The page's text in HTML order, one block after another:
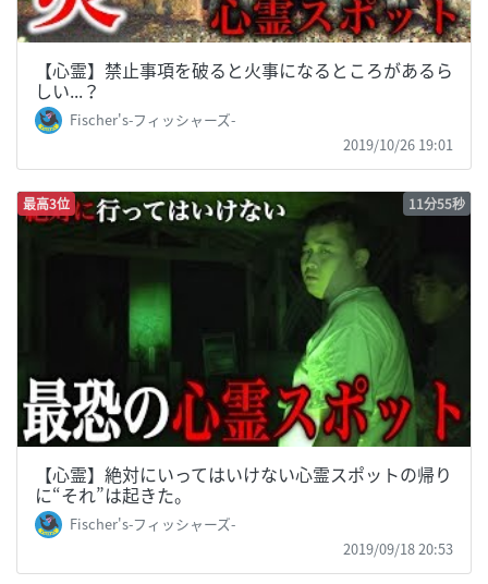
【心霊】禁止事項を破ると火事になるところがあるら
しい...？
Fischer's-フィッシャーズ-
2019/10/26 19:01
最高3位 11分55秒
【心霊】絶対にいってはいけない心霊スポットの帰り
に“それ”は起きた。
Fischer's-フィッシャーズ-
2019/09/18 20:53